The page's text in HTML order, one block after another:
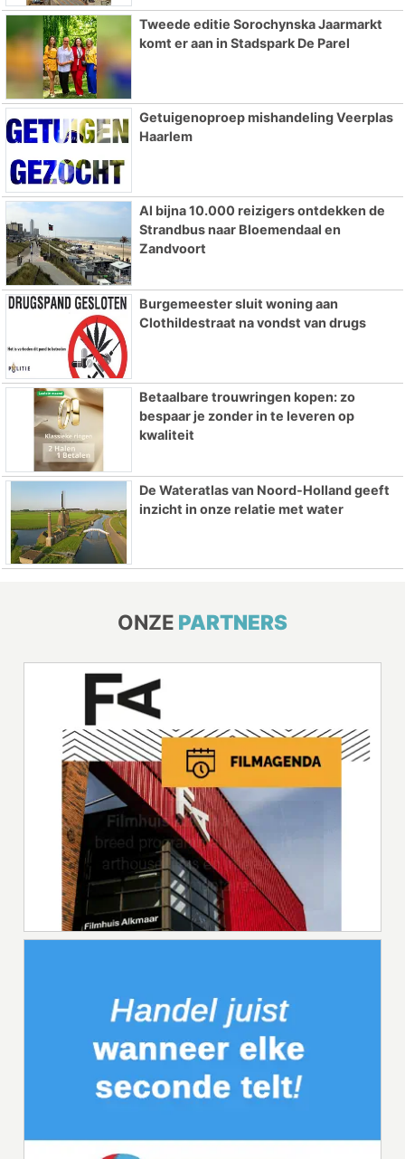
Tweede editie Sorochynska Jaarmarkt
komt er aan in Stadspark De Parel
Getuigenoproep mishandeling Veerplas
Haarlem
Al bijna 10.000 reizigers ontdekken de
Strandbus naar Bloemendaal en
Zandvoort
Burgemeester sluit woning aan
Clothildestraat na vondst van drugs
Betaalbare trouwringen kopen: zo
bespaar je zonder in te leveren op
kwaliteit
De Wateratlas van Noord-Holland geeft
inzicht in onze relatie met water
ONZE PARTNERS